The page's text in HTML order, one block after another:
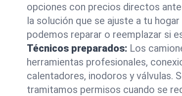
opciones con precios directos
la solución que se ajuste a tu
podemos reparar o reemplazar si
Técnicos preparados: Los
herramientas profesionales,
calentadores, inodoros y válvulas.
tramitamos permisos cuando se